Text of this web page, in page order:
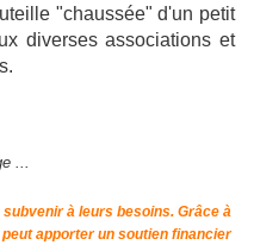
"chaussée" d'un petit
diverses associations et
...
à leurs besoins. Grâce à
apporter un soutien financier